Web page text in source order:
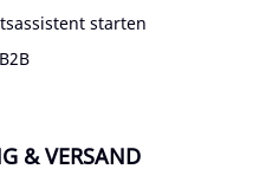
starten
B2B
& VERSAND